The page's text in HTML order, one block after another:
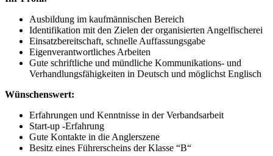
Ausbildung im kaufmännischen Bereich
Identifikation mit den Zielen der organisierten Angelfischerei
Einsatzbereitschaft, schnelle Auffassungsgabe
Eigenverantwortliches Arbeiten
Gute schriftliche und mündliche Kommunikations- und
Verhandlungsfähigkeiten in Deutsch und möglichst Englisch
Wünschenswert:
Erfahrungen und Kenntnisse in der Verbandsarbeit
Start-up -Erfahrung
Gute Kontakte in die Anglerszene
Besitz eines Führerscheins der Klasse “B“